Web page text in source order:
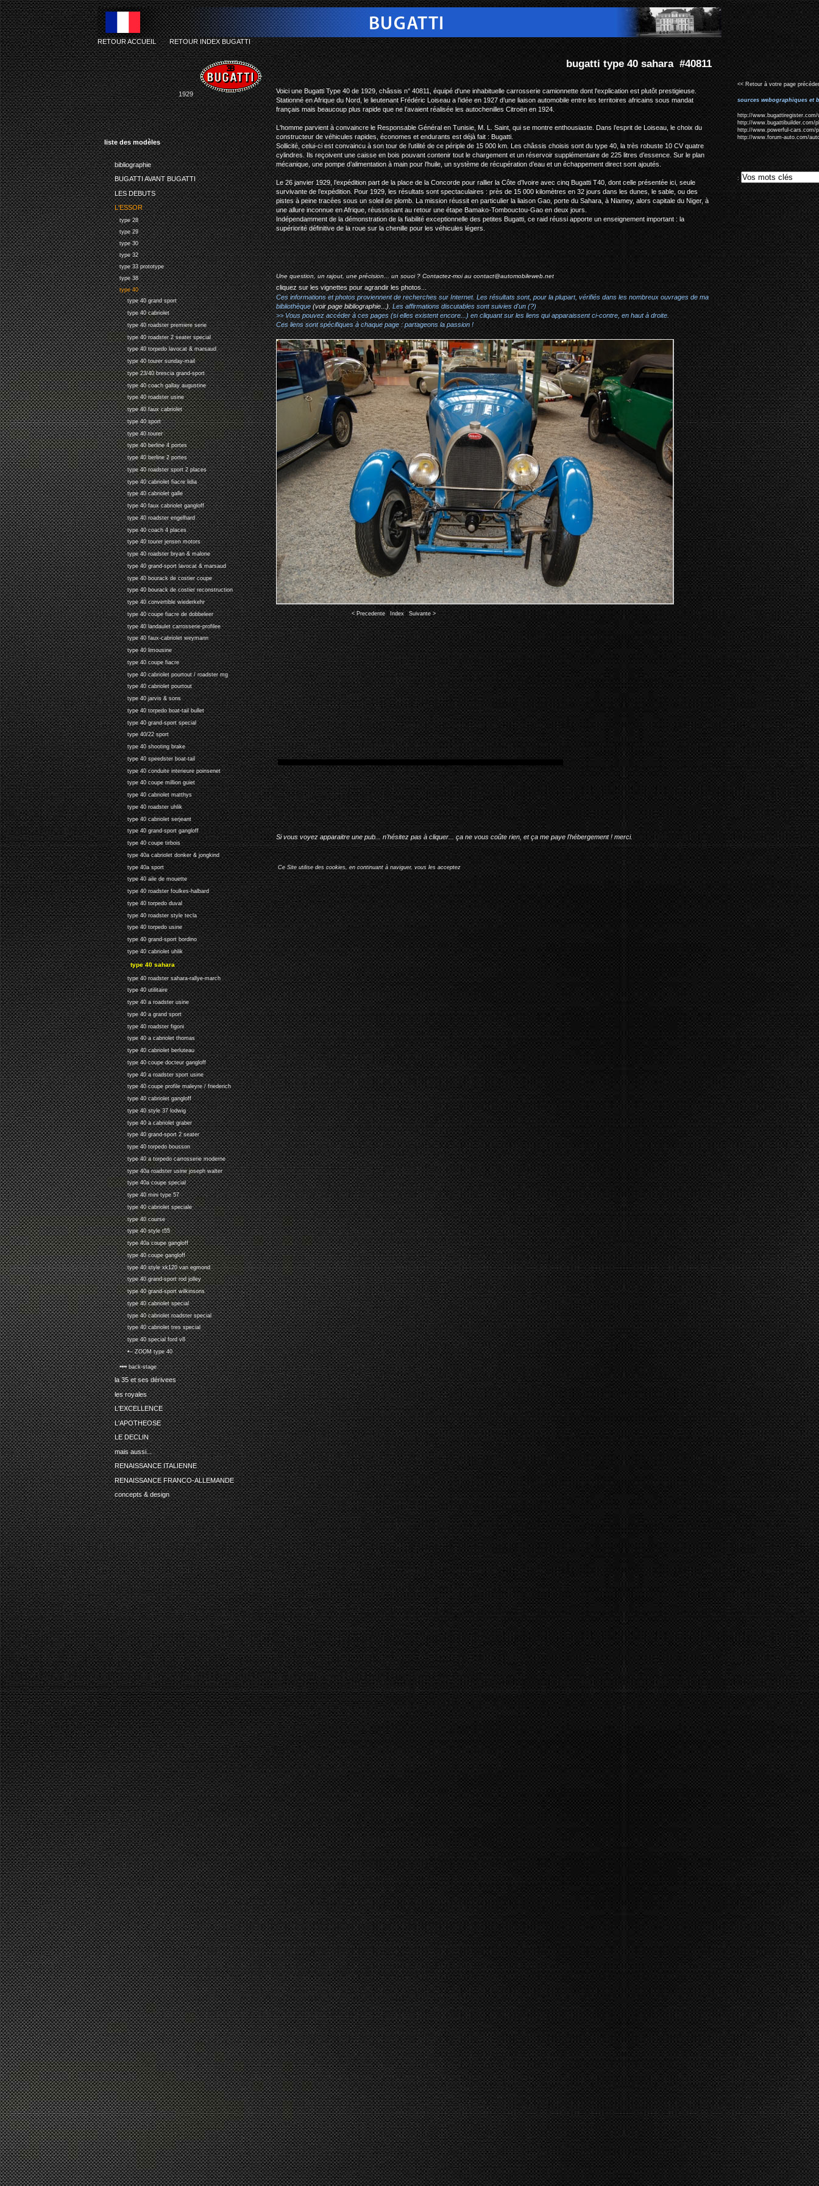
liste des modèles
bibliographie
BUGATTI AVANT BUGATTI
LES DEBUTS
L'ESSOR
type 28
type 29
type 30
type 32
type 33 prototype
type 38
type 40
type 40 grand sport
type 40 cabriolet
type 40 roadster premiere serie
type 40 roadster 2 seater special
type 40 torpedo lavocat & marsaud
type 40 tourer sunday-mail
type 23/40 brescia grand-sport
type 40 coach gallay augustine
type 40 roadster usine
type 40 faux cabriolet
type 40 sport
type 40 tourer
type 40 berline 4 portes
type 40 berline 2 portes
type 40 roadster sport 2 places
type 40 cabriolet fiacre lidia
type 40 cabriolet galle
type 40 faux cabriolet gangloff
type 40 roadster engelhard
type 40 coach 4 places
type 40 tourer jensen motors
type 40 roadster bryan & malone
type 40 grand-sport lavocat & marsaud
type 40 bourack de costier coupe
type 40 bourack de costier reconstruction
type 40 convertible wiederkehr
type 40 coupe fiacre de dobbeleer
type 40 landaulet carrosserie-profilee
type 40 faux-cabriolet weymann
type 40 limousine
type 40 coupe fiacre
type 40 cabriolet pourtout / roadster mg
type 40 cabriolet pourtout
type 40 jarvis & sons
type 40 torpedo boat-tail bullet
type 40 grand-sport special
type 40/22 sport
type 40 shooting brake
type 40 speedster boat-tail
type 40 conduite interieure poinsenet
type 40 coupe million guiet
type 40 cabriolet matthys
type 40 roadster uhlik
type 40 cabriolet serjeant
type 40 grand-sport gangloff
type 40 coupe tirbois
type 40a cabriolet donker & jongkind
type 40a sport
type 40 aile de mouette
type 40 roadster foulkes-halbard
type 40 torpedo duval
type 40 roadster style tecla
type 40 torpedo usine
type 40 grand-sport bordino
type 40 cabriolet uhlik
type 40 sahara
type 40 roadster sahara-rallye-march
type 40 utilitaire
type 40 a roadster usine
type 40 a grand sport
type 40 roadster figoni
type 40 a cabriolet thomas
type 40 cabriolet berluteau
type 40 coupe docteur gangloff
type 40 a roadster sport usine
type 40 coupe profile maleyre / friederich
type 40 cabriolet gangloff
type 40 style 37 lodwig
type 40 a cabriolet graber
type 40 grand-sport 2 seater
type 40 torpedo bousson
type 40 a torpedo carrosserie moderne
type 40a roadster usine joseph walter
type 40a coupe special
type 40 mini type 57
type 40 cabriolet speciale
type 40 course
type 40 style t55
type 40a coupe gangloff
type 40 coupe gangloff
type 40 style xk120 van egmond
type 40 grand-sport rod jolley
type 40 grand-sport wilkinsons
type 40 cabriolet special
type 40 cabriolet roadster special
type 40 cabriolet tres special
type 40 special ford v8
•-- ZOOM type 40
•••• back-stage
la 35 et ses dérivees
les royales
L'EXCELLENCE
L'APOTHEOSE
LE DECLIN
mais aussi...
RENAISSANCE ITALIENNE
RENAISSANCE FRANCO-ALLEMANDE
concepts & design
bugatti type 40 sahara #40811
RETOUR ACCUEIL-RETOUR INDEX BUGATTI
1929
Voici une Bugatti Type 40 de 1929, châssis n° 40811, équipé d'une inhabituelle carrosserie camionnette dont l'explication est plutôt prestigieuse.
Stationné en Afrique du Nord, le lieutenant Frédéric Loiseau a l’idée en 1927 d’une liaison automobile entre les territoires africains sous mandat
français mais beaucoup plus rapide que ne l’avaient réalisée les autochenilles Citroën en 1924.
L'homme parvient à convaincre le Responsable Général en Tunisie, M. L. Saint, qui se montre enthousiaste. Dans l’esprit de Loiseau, le choix du
constructeur de véhicules rapides, économes et endurants est déjà fait : Bugatti.
Sollicité, celui-ci est convaincu à son tour de l’utilité de ce périple de 15 000 km. Les châssis choisis sont du type 40, la très robuste 10 CV quatre
cylindres. Ils reçoivent une caisse en bois pouvant contenir tout le chargement et un réservoir supplémentaire de 225 litres d’essence. Sur le plan
mécanique, une pompe d’alimentation à main pour l’huile, un système de récupération d’eau et un échappement direct sont ajoutés.
Le 26 janvier 1929, l’expédition part de la place de la Concorde pour rallier la Côte d’Ivoire avec cinq Bugatti T40, dont celle présentée ici, seule
survivante de l’expédition. Pour 1929, les résultats sont spectaculaires : près de 15 000 kilomètres en 32 jours dans les dunes, le sable, ou des
pistes à peine tracées sous un soleil de plomb. La mission réussit en particulier la liaison Gao, porte du Sahara, à Niamey, alors capitale du Niger, à
une allure inconnue en Afrique, réussissant au retour une étape Bamako-Tombouctou-Gao en deux jours.
Indépendamment de la démonstration de la fiabilité exceptionnelle des petites Bugatti, ce raid réussi apporte un enseignement important : la
supériorité définitive de la roue sur la chenille pour les véhicules légers.
Une question, un rajout, une précision... un souci ? Contactez-moi aucontact@automobileweb.net
cliquez sur les vignettes pour agrandir les photos...
Ces informations et photos proviennent de recherches sur Internet. Les résultats sont, pour la plupart, vérifiés dans les nombreux ouvrages de ma
bibliothèque(voir page bibliographie...). Les affirmations discutables sont suivies d'un (?)
>> Vous pouvez accéder à ces pages (si elles existent encore...) en cliquant sur les liens qui apparaissent ci-contre, en haut à droite.
Ces liens sont spécifiques à chaque page : partageons la passion !
Image 4 of 20
< Precedente| Index| Suivante >
Si vous voyez apparaitre une pub... n'hésitez pas à cliquer... ça ne vous coûte rien, et ça me paye l'hébergement ! merci.
Ce Site utilise des cookies, en continuant à naviguer, vous les acceptez
<< Retour à votre page
sources webographiques et
http://www.bugattiregister.com/
http://www.bugattibuilder.com/
http://www.powerful-cars.com/
http://www.forum-auto.com/
: